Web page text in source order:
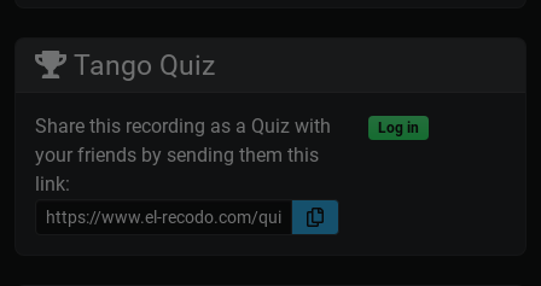
Tango Quiz
Share this recording as a Quiz with
your friends by sending them this
link:
Log in